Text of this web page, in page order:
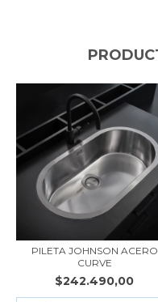
PILETA JOHNSON ACERO
CURVE
$242.490,00